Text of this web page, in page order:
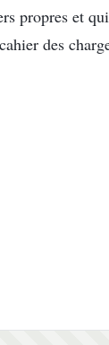
propres et
des